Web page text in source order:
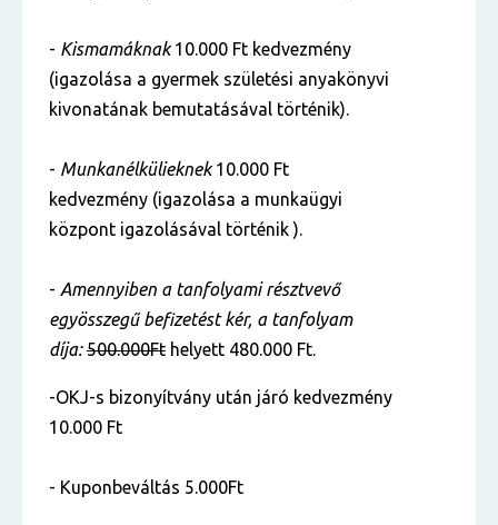
- Kismamáknak10.000 Ft kedvezmény
(igazolása a gyermek születési anyakönyvi
kivonatának bemutatásával történik).
- Munkanélkülieknek10.000 Ft
kedvezmény (igazolása a munkaügyi
központ igazolásával történik ).
- Amennyiben a tanfolyami résztvevő
egyösszegű befizetést kér, a tanfolyam
díja: 500.000Ft helyett 480.000 Ft.
-OKJ-s bizonyítvány után járó kedvezmény
10.000 Ft
- Kuponbeváltás 5.000Ft